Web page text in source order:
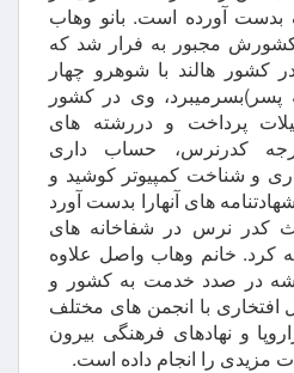
بدست آورده است. بانو وهاب
از سال 1989 از کشورش مجبور به فرار شد که
در کشور هالند با شوهرو چهار
وی در کشور
پرداخت و دررشته های
کدرنرس، حساب داری
و شناخت کمپیوتر کوشید و
های آنهارا بدست آورد
به حیث کدر نرس در شفاخانه های
کرد. خانم وهاب واصل علاوه
در صدد خدمت به کشور و
با انجمن های مختلف
و نهادهای فرهنگی بیرون
مزیدی را انجام داده است.